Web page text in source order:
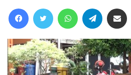
FacebookTwitter WhatsApp